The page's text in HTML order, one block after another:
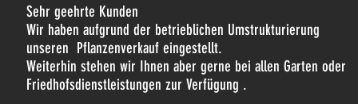
Sehr geehrte Kunden
Wir haben aufgrund der betrieblichen Umstrukturierung
unseren Pflanzenverkauf eingestellt.
Weiterhin stehen wir Ihnen aber gerne bei allen Garten oder
Friedhofsdienstleistungen zur Verfügung .